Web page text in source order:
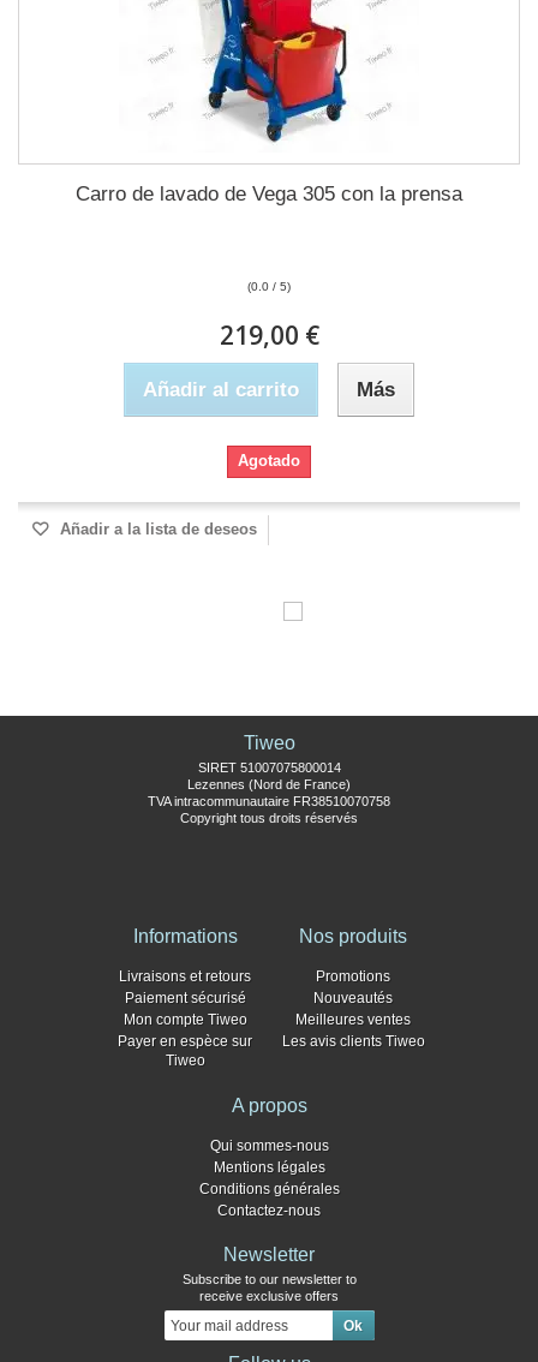
Carro de lavado de Vega 305 con la prensa
(0.0 / 5)
219,00 €
Añadir al carrito Más
Agotado
Añadir a la lista de deseos
Tiweo
SIRET 51007075800014
Lezennes (Nord de France)
TVA intracommunautaire FR38510070758
Copyright tous droits réservés
Informations
Livraisons et retours
Paiement sécurisé
Mon compte Tiweo
Payer en espèce sur
Tiweo
Nos produits
Promotions
Nouveautés
Meilleures ventes
Les avis clients Tiweo
A propos
Qui sommes-nous
Mentions légales
Conditions générales
Contactez-nous
Newsletter
Subscribe to our newsletter to
receive exclusive offers